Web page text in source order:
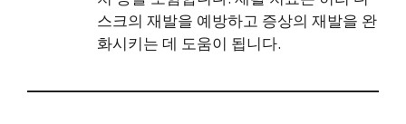
스크의 재발을 예방하고 증상의 재발을 완
화시키는 데 도움이 됩니다.